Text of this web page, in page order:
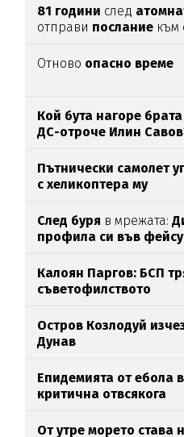
81 години след
отправи послание към
Отново опасно време
Кой бута нагоре
ДС-отроче Илин
Пътнически самолет
с хеликоптера му
След буря в мрежата:
профила си във
Калоян Паргов: БСП
съветофилството
Остров Козлодуй
Дунав
Епидемията от ебола
критична отвсякога
От утре морето става